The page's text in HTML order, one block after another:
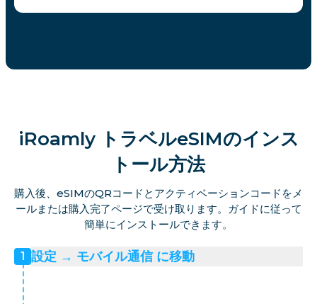
iRoamly トラベルeSIMのインス
トール方法
購入後、eSIMのQRコードとアクティベーションコードをメ
ールまたは購入完了ページで受け取ります。ガイドに従って
簡単にインストールできます。
1 設定 → モバイル通信 に移動